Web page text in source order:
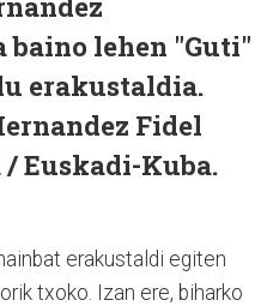
baino lehen "Guti"
erakustaldia.
Fidel
Euskadi-Kuba.
erakustaldi egiten
txoko. Izan ere, biharko